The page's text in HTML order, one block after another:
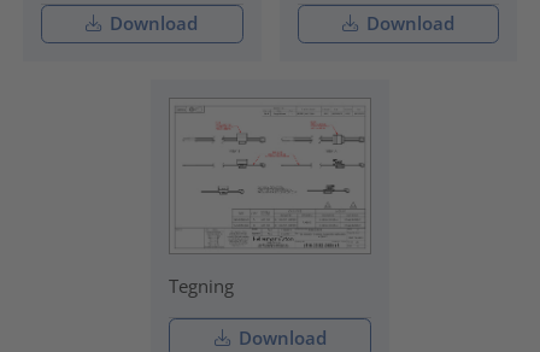
Download Download
Tegning
Download